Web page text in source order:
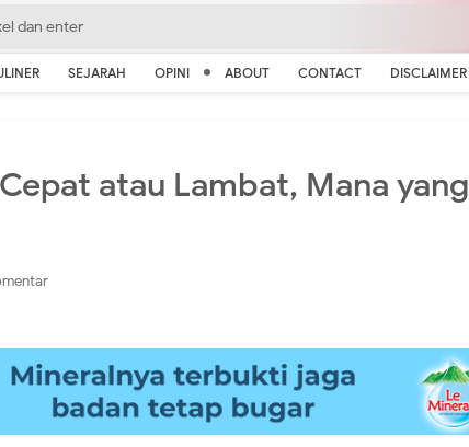
SEJARAH OPINI ABOUT CONTACT DISCLAIMER
atau Lambat, Mana yang